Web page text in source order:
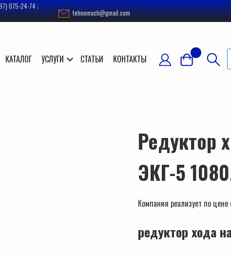
075-24-74 ;
tehnomach@gmail.com
КАТАЛОГ УСЛУГИ СТАТЬИ КОНТАКТЫ
Редуктор
ЭКГ-5
Компания реализует по
редуктор хода